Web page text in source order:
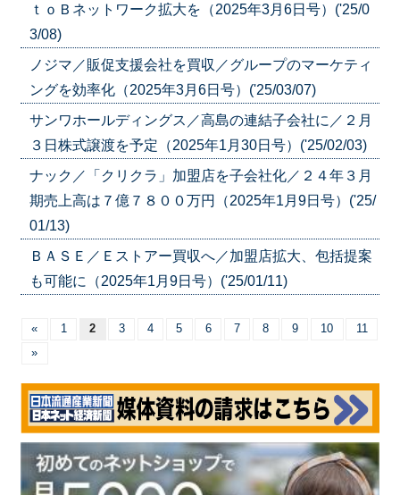
ｔｏＢネットワーク拡大を（2025年3月6日号）('25/0
3/08)
ノジマ／販促支援会社を買収／グループのマーケティ
ングを効率化（2025年3月6日号）('25/03/07)
サンワホールディングス／高島の連結子会社に／２月
３日株式譲渡を予定（2025年1月30日号）('25/02/03)
ナック／「クリクラ」加盟店を子会社化／２４年３月
期売上高は７億７８００万円（2025年1月9日号）('25/
01/13)
ＢＡＳＥ／Ｅストアー買収へ／加盟店拡大、包括提案
も可能に（2025年1月9日号）('25/01/11)
« 1 2 3 4 5 6 7 8 9 10
11
»